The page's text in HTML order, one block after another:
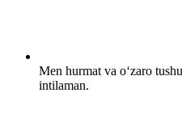
Men hurmat va oʻzaro
intilaman.